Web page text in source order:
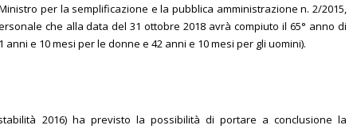
per la semplificazione e la pubblica amministrazione n. 2/2015,
che alla data del 31 ottobre 2018 avrà compiuto il 65° anno di
e 10 mesi per le donne e 42 anni e 10 mesi per gli uomini).
2016) ha previsto la possibilità di portare a conclusione la